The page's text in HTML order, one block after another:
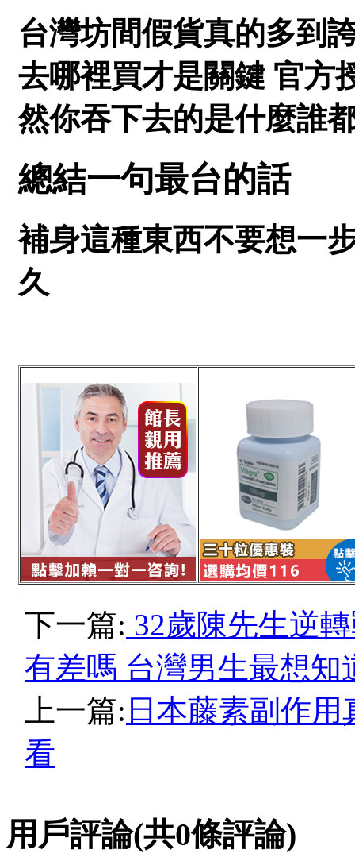
台灣坊間假貨真的多到
去哪裡買才是關鍵 官方
然你吞下去的是什麼誰
總結一句最台的話
補身這種東西不要想一
久
下一篇: 32歲陳先生逆
有差嗎 台灣男生最想知
上一篇: 日本藤素副作
看
用戶評論(共0條評論)